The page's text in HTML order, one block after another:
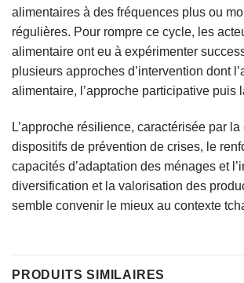
alimentaires à des fréquences plus ou
régulières. Pour rompre ce cycle, les
alimentaire ont eu à expérimenter
plusieurs approches d’intervention dont
alimentaire, l’approche participative puis
L’approche résilience, caractérisée par
dispositifs de prévention de crises, le
capacités d’adaptation des ménages et
diversification et la valorisation des
semble convenir le mieux au contexte
PRODUITS SIMILAIRES